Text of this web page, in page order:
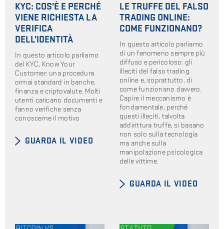
KYC: COS’È E PERCHÉ
VIENE RICHIESTA LA
VERIFICA
DELL’IDENTITÀ
In questo articolo parliamo
del KYC, Know Your
Customer: una procedura
ormai standard in banche,
finanza e criptovalute. Molti
utenti caricano documenti e
fanno verifiche senza
conoscerne il motivo
GUARDA IL VIDEO
LE TRUFFE DEL FALSO
TRADING ONLINE:
COME FUNZIONANO?
In questo articolo parliamo
di un fenomeno sempre più
diffuso e pericoloso: gli
illeciti del falso trading
online e, soprattutto, di
come funzionano davvero.
Capire il meccanismo è
fondamentale, perché
questi illeciti, talvolta
addirittura truffe, si basano
non solo sulla tecnologia
ma anche sulla
manipolazione psicologica
delle vittime.
GUARDA IL VIDEO